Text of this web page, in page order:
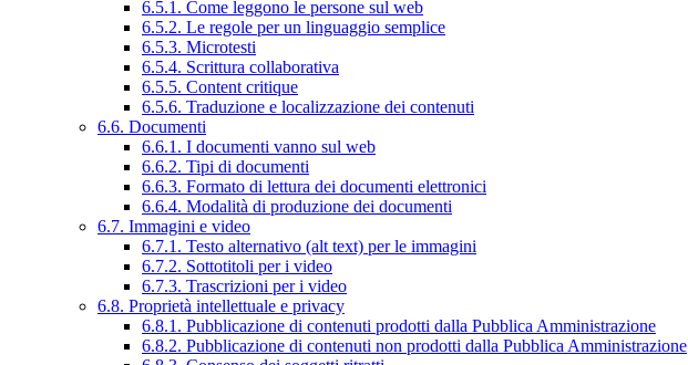
6.5.1. Come leggono le persone sul web
6.5.2. Le regole per un linguaggio semplice
6.5.3. Microtesti
6.5.4. Scrittura collaborativa
6.5.5. Content critique
6.5.6. Traduzione e localizzazione dei contenuti
6.6. Documenti
6.6.1. I documenti vanno sul web
6.6.2. Tipi di documenti
6.6.3. Formato di lettura dei documenti elettronici
6.6.4. Modalità di produzione dei documenti
6.7. Immagini e video
6.7.1. Testo alternativo (alt text) per le immagini
6.7.2. Sottotitoli per i video
6.7.3. Trascrizioni per i video
6.8. Proprietà intellettuale e privacy
6.8.1. Pubblicazione di contenuti prodotti dalla Pubblica Amministrazione
6.8.2. Pubblicazione di contenuti non prodotti dalla Pubblica Amministrazione